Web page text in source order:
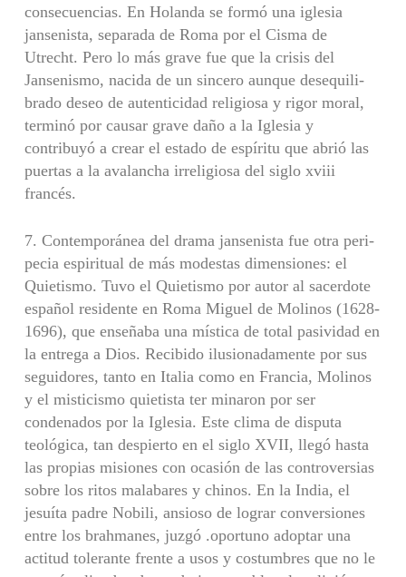
consecuencias. En Holanda se formó una iglesia
jansenista, separada de Roma por el Cisma de
Utrecht. Pero lo más grave fue que la cri­sis del
Jansenismo, nacida de un sincero aunque desequili­
brado deseo de autenticidad religiosa y rigor moral,
termi­nó por causar grave daño a la Iglesia y
contribuyó a crear el estado de espíritu que abrió las
puertas a la avalancha irreligiosa del siglo xviii
francés.
7. Contemporánea del drama jansenista fue otra peri­
pecia espiritual de más modestas dimensiones: el
Quietis­mo. Tuvo el Quietismo por autor al sacerdote
español resi­dente en Roma Miguel de Molinos (1628-
1696), que ense­ñaba una mística de total pasividad en
la entrega a Dios. Recibido ilusionadamente por sus
seguidores, tanto en Ita­lia como en Francia, Molinos
y el misticismo quietista ter minaron por ser
condenados por la Iglesia. Este clima de disputa
teológica, tan despierto en el siglo XVII, llegó hasta
las propias misiones con ocasión de las controversias
sobre los ritos malabares y chinos. En la India, el
jesuíta padre Nobili, ansioso de lograr conversiones
entre los brahmanes, juzgó .oportuno adoptar una
actitud tolerante frente a usos y costumbres que no le